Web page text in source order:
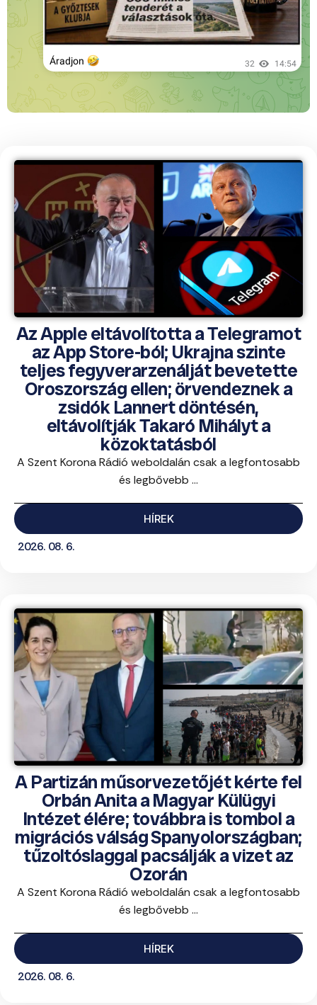
Az Apple eltávolította a Telegramot
az App Store-ból; Ukrajna szinte
teljes fegyverarzenálját bevetette
Oroszország ellen; örvendeznek a
zsidók Lannert döntésén,
eltávolítják Takaró Mihályt a
közoktatásból
A Szent Korona Rádió weboldalán csak a legfontosabb
és legbővebb ...
HÍREK
2026. 08. 6.
A Partizán műsorvezetőjét kérte fel
Orbán Anita a Magyar Külügyi
Intézet élére; továbbra is tombol a
migrációs válság Spanyolországban;
tűzoltóslaggal pacsálják a vizet az
Ozorán
A Szent Korona Rádió weboldalán csak a legfontosabb
és legbővebb ...
HÍREK
2026. 08. 6.